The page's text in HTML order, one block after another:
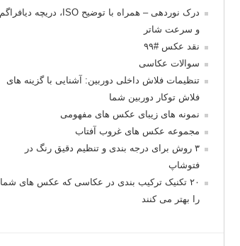
درک نوردهی – همراه با توضیح ISO، دریچه دیافراگم
و سرعت شاتر
نقد عکس #۹۹
سوالات عکاسی
تنظیمات فلاش داخلی دوربین: آشنایی با گزینه های
فلاش توکار دوربین شما
نمونه های زیبای عکس های مفهومی
مجموعه عکس های غروب آفتاب
۳ روش برای درجه بندی و تنظیم دقیق رنگ در
فتوشاپ
۲۰ تکنیک ترکیب بندی در عکاسی که عکس های شما
را بهتر می کنند